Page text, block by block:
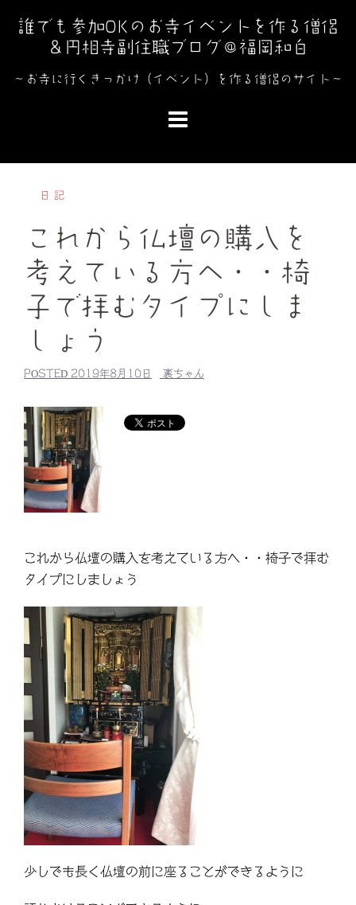
キ
誰でも参加OKのお寺イベントを作る僧侶
＆円相寺副住職ブログ＠福岡和白
～お寺に行くきっかけ（イベント）を作る僧侶のサイト～
日記
これから仏壇の購入を
考えている方へ・・椅
子で拝むタイプにしま
しょう
POSTED 2019年8月10日 裏ちゃん
これから仏壇の購入を考えている方へ・・椅子で拝む
タイプにしましょう
少しでも長く仏壇の前に座ることができるように